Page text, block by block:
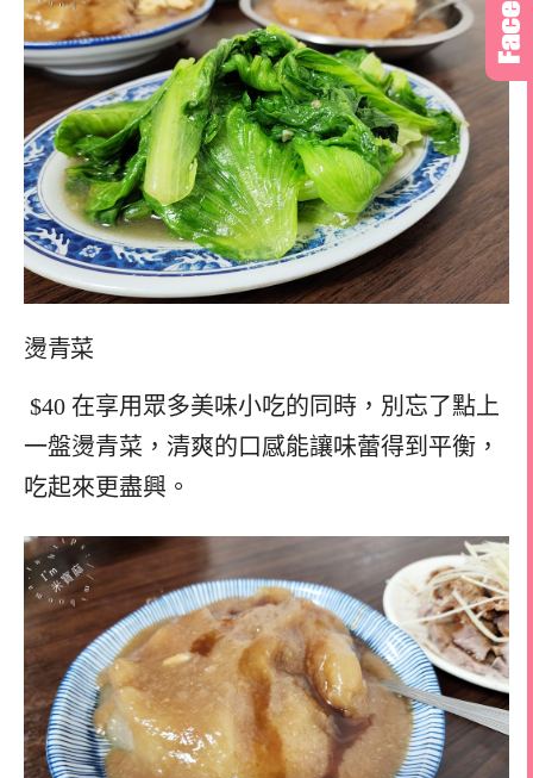
燙青菜
$40 在享用眾多美味小吃的同時，別忘了點上
一盤燙青菜，清爽的口感能讓味蕾得到平衡，
吃起來更盡興。